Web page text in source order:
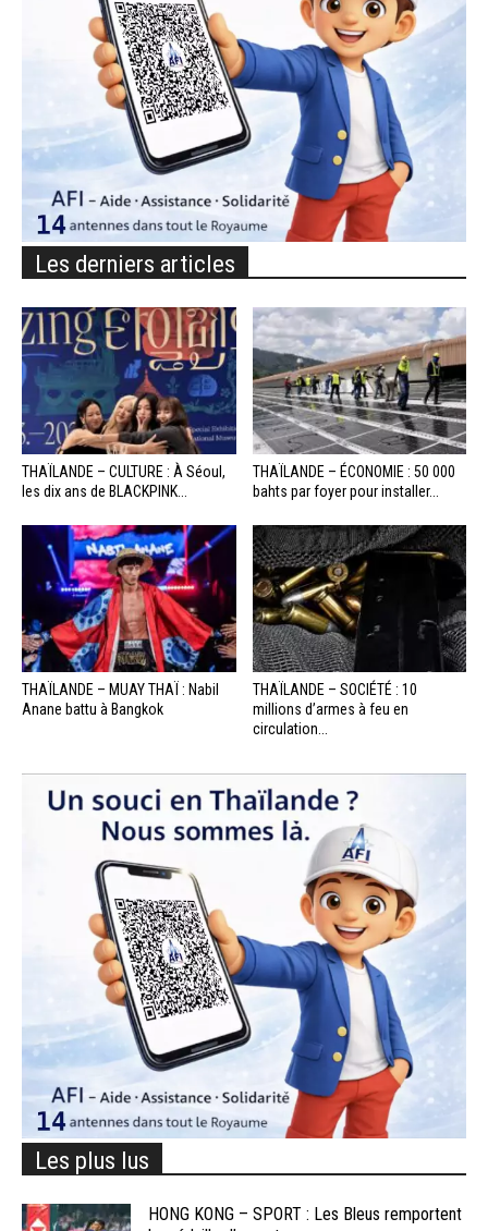
Les derniers articles
THAÏLANDE – CULTURE : À Séoul,
les dix ans de BLACKPINK...
THAÏLANDE – ÉCONOMIE : 50 000
bahts par foyer pour installer...
THAÏLANDE – MUAY THAÏ : Nabil
Anane battu à Bangkok
THAÏLANDE – SOCIÉTÉ : 10
millions d’armes à feu en
circulation...
Les plus lus
HONG KONG – SPORT : Les Bleus remportent